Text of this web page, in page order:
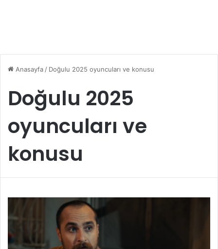
Anasayfa/ Doğulu 2025 oyuncuları ve konusu
Doğulu 2025
oyuncuları ve
konusu